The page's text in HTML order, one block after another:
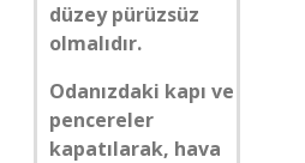
düzey pürüzsüz
olmalıdır.
Odanızdaki kapı ve
pencereler
kapatılarak, hava